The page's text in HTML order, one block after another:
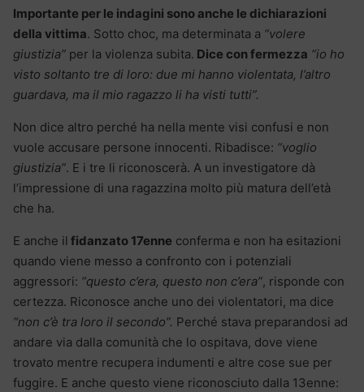
Importante per le indagini sono anche le dichiarazioni
della vittima. Sotto choc, ma determinata a “volere
giustizia” per la violenza subita. Dice con fermezza “io ho
visto soltanto tre di loro: due mi hanno violentata, l’altro
guardava, ma il mio ragazzo li ha visti tutti”.
Non dice altro perché ha nella mente visi confusi e non
vuole accusare persone innocenti. Ribadisce: “voglio
giustizia”. E i tre li riconoscerà. A un investigatore dà
l’impressione di una ragazzina molto più matura dell’età
che ha.
E anche il fidanzato 17enne conferma e non ha esitazioni
quando viene messo a confronto con i potenziali
aggressori: “questo c’era, questo non c’era”, risponde con
certezza. Riconosce anche uno dei violentatori, ma dice
“non c’è tra loro il secondo”. Perché stava preparandosi ad
andare via dalla comunità che lo ospitava, dove viene
trovato mentre recupera indumenti e altre cose sue per
fuggire. E anche questo viene riconosciuto dalla 13enne: